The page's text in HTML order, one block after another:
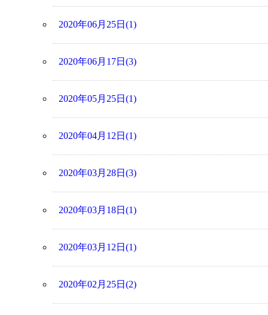
2020年06月25日(1)
2020年06月17日(3)
2020年05月25日(1)
2020年04月12日(1)
2020年03月28日(3)
2020年03月18日(1)
2020年03月12日(1)
2020年02月25日(2)